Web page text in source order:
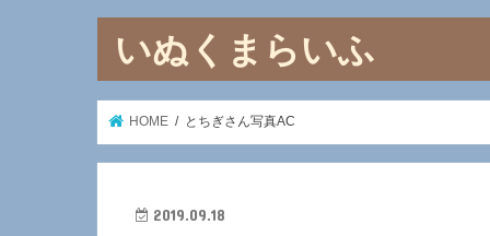
いぬくまらいふ
HOME とちぎさん写真AC
2019.09.18